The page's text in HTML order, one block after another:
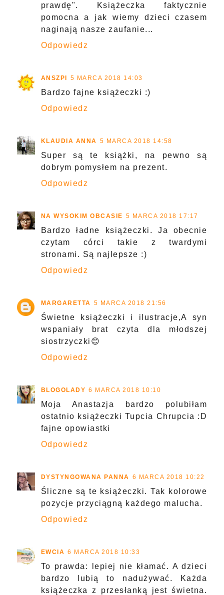
prawdę". Książeczka faktycznie
pomocna a jak wiemy dzieci czasem
naginają nasze zaufanie...
Odpowiedz
ANSZPI 5 MARCA 2018 14:03
Bardzo fajne książeczki :)
Odpowiedz
KLAUDIA ANNA 5 MARCA 2018 14:58
Super są te książki, na pewno są
dobrym pomysłem na prezent.
Odpowiedz
NA WYSOKIM OBCASIE 5 MARCA 2018 17:17
Bardzo ładne książeczki. Ja obecnie
czytam córci takie z twardymi
stronami. Są najlepsze :)
Odpowiedz
MARGARETTA 5 MARCA 2018 21:56
Świetne książeczki i ilustracje,A syn
wspaniały brat czyta dla młodszej
siostrzyczki😊
Odpowiedz
BLOGOLADY 6 MARCA 2018 10:10
Moja Anastazja bardzo polubiłam
ostatnio książeczki Tupcia Chrupcia :D
fajne opowiastki
Odpowiedz
DYSTYNGOWANA PANNA 6 MARCA 2018 10:22
Śliczne są te książeczki. Tak kolorowe
pozycje przyciągną każdego malucha.
Odpowiedz
EWCIA 6 MARCA 2018 10:33
To prawda: lepiej nie kłamać. A dzieci
bardzo lubią to nadużywać. Każda
książeczka z przesłanką jest świetna.